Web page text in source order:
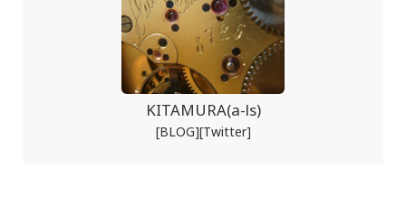
KITAMURA(a-ls)
[BLOG][Twitter]